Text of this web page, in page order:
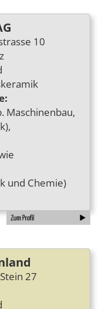
10
Maschinenbau,
und Chemie)
27